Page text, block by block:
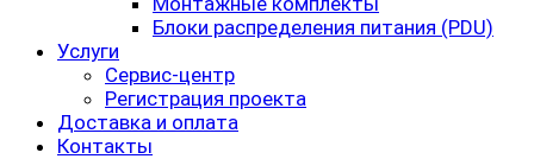
Блоки распределения питания (PDU)
Услуги
Сервис-центр
Регистрация проекта
Доставка и оплата
Контакты